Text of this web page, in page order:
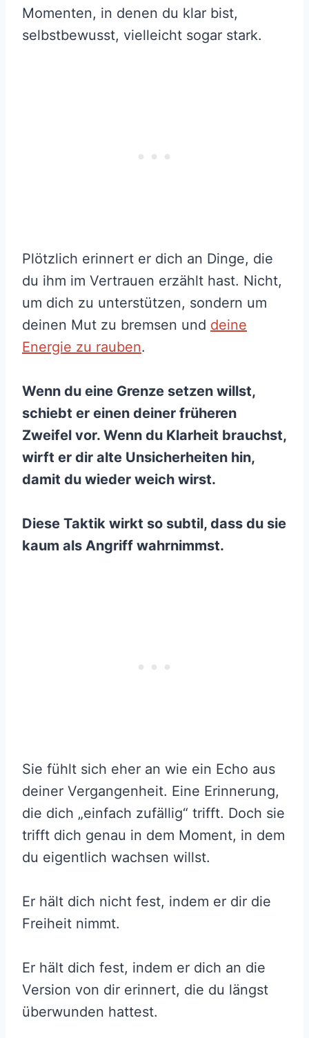
Momenten, in denen du klar bist,
selbstbewusst, vielleicht sogar stark.
Plötzlich erinnert er dich an Dinge, die
du ihm im Vertrauen erzählt hast. Nicht,
um dich zu unterstützen, sondern um
deinen Mut zu bremsen und deine
Energie zu rauben.
Wenn du eine Grenze setzen willst,
schiebt er einen deiner früheren
Zweifel vor. Wenn du Klarheit brauchst,
wirft er dir alte Unsicherheiten hin,
damit du wieder weich wirst.
Diese Taktik wirkt so subtil, dass du sie
kaum als Angriff wahrnimmst.
Sie fühlt sich eher an wie ein Echo aus
deiner Vergangenheit. Eine Erinnerung,
die dich „einfach zufällig“ trifft. Doch sie
trifft dich genau in dem Moment, in dem
du eigentlich wachsen willst.
Er hält dich nicht fest, indem er dir die
Freiheit nimmt.
Er hält dich fest, indem er dich an die
Version von dir erinnert, die du längst
überwunden hattest.